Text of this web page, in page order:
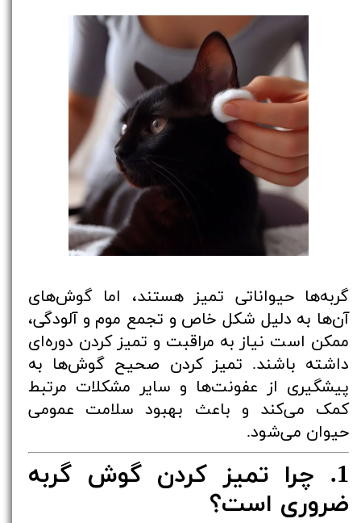
گربه‌ها حیواناتی تمیز هستند، اما گوش‌های
آن‌ها به دلیل شکل خاص و تجمع موم و آلودگی،
ممکن است نیاز به مراقبت و تمیز کردن دوره‌ای
داشته باشند. تمیز کردن صحیح گوش‌ها به
پیشگیری از عفونت‌ها و سایر مشکلات مرتبط
کمک می‌کند و باعث بهبود سلامت عمومی
حیوان می‌شود.
1. چرا تمیز کردن گوش گربه
ضروری است؟